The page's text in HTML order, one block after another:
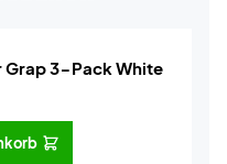
Grap 3-Pack White